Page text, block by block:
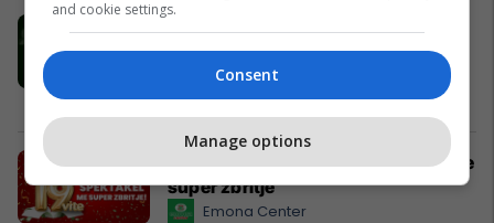
ik - merr 500 € kredi në UPAY dhe
blej çka të duash
UnionNet
Emona Center 19 vite - Spektakël me
super zbritje
Emona Center
and cookie settings.
Consent
Manage options